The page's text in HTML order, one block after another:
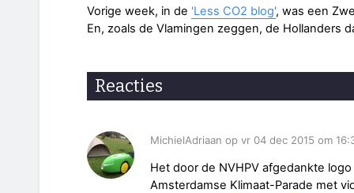
Vorige week, in de 'Less CO2 blog', was een
En, zoals de Vlamingen zeggen, de Hollanders
Reacties
MichielAdriaan op vr 04 dec 2015 om
Het door de NVHPV afgedankte
Amsterdamse Klimaat-Parade met